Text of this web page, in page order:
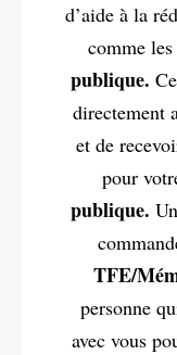
d’aide à la
comme les
publique.
directement
et de
pour
publique.
TFE/
personne
avec vous